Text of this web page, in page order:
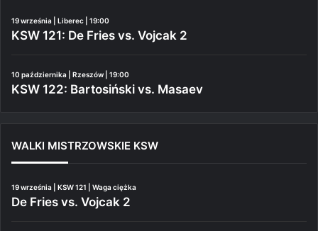
19 września | Liberec | 19:00
KSW 121: De Fries vs. Vojcak 2
10 października | Rzeszów | 19:00
KSW 122: Bartosiński vs. Masaev
WALKI MISTRZOWSKIE KSW
19 września | KSW 121 | Waga ciężka
De Fries vs. Vojcak 2